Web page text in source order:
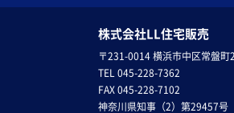
株式会社LL住宅販売
〒231-0014 横浜市中区常盤
TEL 045-228-7362
FAX 045-228-7102
神奈川県知事（2）第29457号